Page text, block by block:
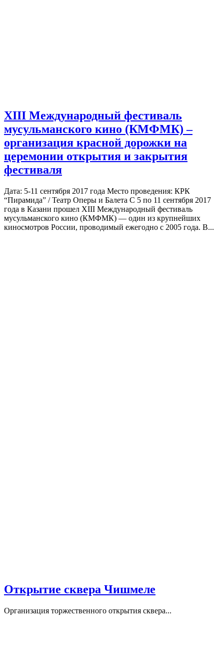
XIII Международный фестиваль
мусульманского кино (КМФМК) –
организация красной дорожки на
церемонии открытия и закрытия
фестиваля
Дата: 5-11 сентября 2017 года Место проведения: КРК
“Пирамида” / Театр Оперы и Балета С 5 по 11 сентября 2017
года в Казани прошел XIII Международный фестиваль
мусульманского кино (КМФМК) — один из крупнейших
киносмотров России, проводимый ежегодно с 2005 года. В...
Открытие сквера Чишмеле
Организация торжественного открытия сквера...